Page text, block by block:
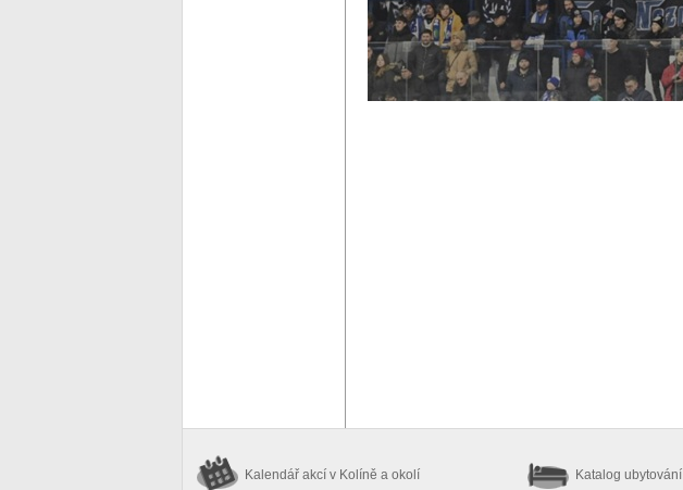
Kalendář akcí v Kolíně a okolí Katalog ubytování